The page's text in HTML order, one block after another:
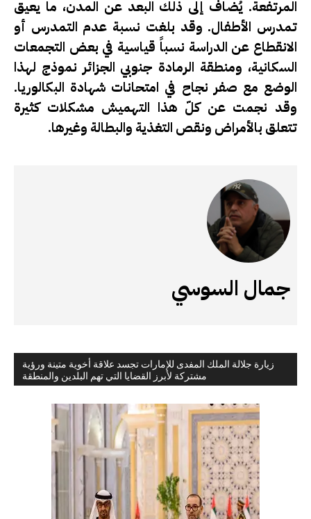
زيارة جلالة الملك المفدى للإمارات تجسد علاقة أخوية متينة ورؤية
مشتركة لأبرز القضايا التي تهم البلدين والمنطقة
المرتفعة. يُضاف إلى ذلك البعد عن المدن، ما يعيق
تمدرس الأطفال. وقد بلغت نسبة عدم التمدرس أو
الانقطاع عن الدراسة نسباً قياسية في بعض التجمعات
السكانية، ومنطقة الرمادة جنوبي الجزائر نموذج لهذا
الوضع مع صفر نجاح في امتحانات شهادة البكالوريا.
وقد نجمت عن كلّ هذا التهميش مشكلات كثيرة
تتعلق بالأمراض ونقص التغذية والبطالة وغيرها.
جمال السوسي